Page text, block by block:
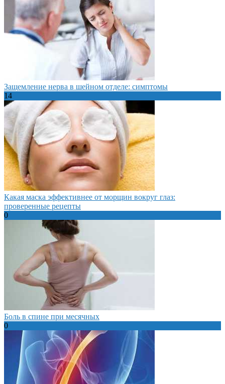
Защемление нерва в шейном отделе: симптомы
14
Какая маска эффективнее от морщин вокруг глаз:
проверенные рецепты
0
Боль в спине при месячных
0